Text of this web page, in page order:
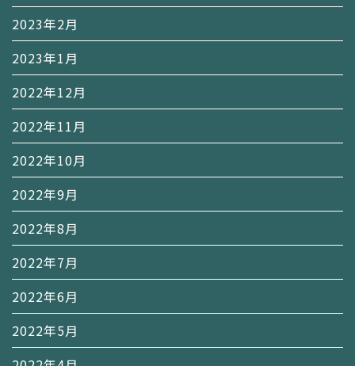
2023年2月
2023年1月
2022年12月
2022年11月
2022年10月
2022年9月
2022年8月
2022年7月
2022年6月
2022年5月